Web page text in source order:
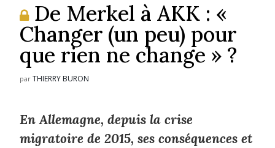
De Merkel à AKK : «
Changer (un peu) pour
que rien ne change » ?
parTHIERRY BURON
En Allemagne, depuis la crise
migratoire de 2015, ses conséquences et